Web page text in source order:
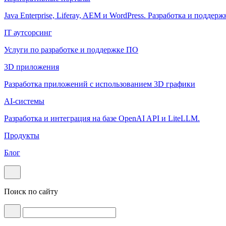
Java Enterprise, Liferay, AEM и WordPress. Разработка и
IT аутсорсинг
Услуги по разработке и поддержке ПО
3D приложения
Разработка приложений с использованием 3D графики
AI-системы
Разработка и интеграция на базе OpenAI API и LiteLLM.
Продукты
Блог
Поиск по сайту